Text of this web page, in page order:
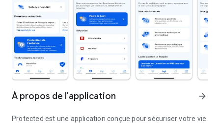
À propos de l'application arrow_forward
Protected est une application conçue pour sécuriser votre vie